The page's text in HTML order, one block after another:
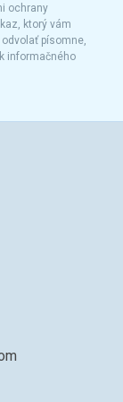
ochrany
ktorý vám
písomne,
informačného